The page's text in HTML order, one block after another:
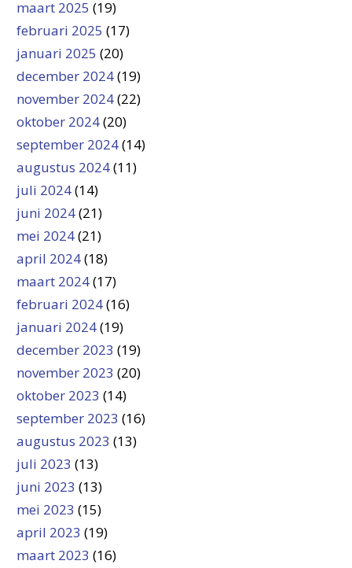
maart 2025 (19)
februari 2025 (17)
januari 2025 (20)
december 2024(19)
november 2024(22)
oktober 2024(20)
september 2024(14)
augustus 2024(11)
juli 2024(14)
juni 2024(21)
mei 2024(21)
april 2024(18)
maart 2024(17)
februari 2024(16)
januari 2024(19)
december 2023 (19)
november 2023 (20)
oktober 2023 (14)
september 2023 (16)
augustus 2023 (13)
juli 2023 (13)
juni 2023 (13)
mei 2023 (15)
april 2023 (19)
maart 2023 (16)